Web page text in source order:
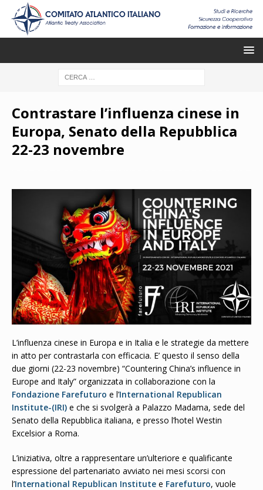
Contrastare l’influenza cinese in
Europa, Senato della Repubblica
22-23 novembre
L’influenza cinese in Europa e in Italia e le strategie da mettere
in atto per contrastarla con efficacia. E’ questo il senso della
due giorni (22-23 novembre) “Countering China’s influence in
Europe and Italy” organizzata in collaborazione con la
Fondazione Farefuturo e l’International Republican
Institute-(IRI) e che si svolgerà a Palazzo Madama, sede del
Senato della Repubblica italiana, e presso l’hotel Westin
Excelsior a Roma.
L’iniziativa, oltre a rappresentare un’ulteriore e qualificante
espressione del partenariato avviato nei mesi scorsi con
l’International Republican Institute e Farefuturo, vuole